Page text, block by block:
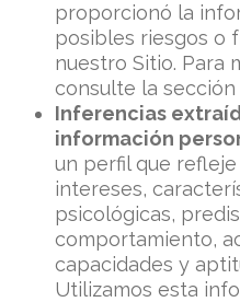
proporcionó la
posibles riesgos o
nuestro Sitio. Para
consulte la sección
Inferencias
información
un perfil que
intereses,
psicológicas,
comportamiento,
capacidades y
Utilizamos esta